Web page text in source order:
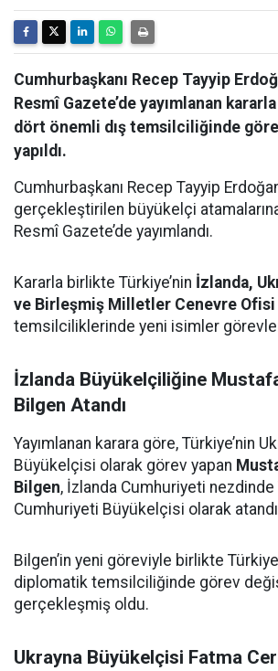
Cumhurbaşkanı Recep Tayyip
Resmî Gazete’de yayımlanan
dört önemli dış temsilciliğinde
yapıldı.
Cumhurbaşkanı Recep Tayyip
gerçekleştirilen büyükelçi
Resmî Gazete’de yayımlandı.
Kararla birlikte Türkiye’nin İzlanda,
ve Birleşmiş Milletler Cenevre Ofisi
temsilciliklerinde yeni isimler
İzlanda Büyükelçiliğine
Bilgen Atandı
Yayımlanan karara göre, Türkiye’nin
Büyükelçisi olarak görev yapan
Bilgen, İzlanda Cumhuriyeti nezdinde
Cumhuriyeti Büyükelçisi olarak
Bilgen’in yeni göreviyle birlikte
diplomatik temsilciliğinde görev
gerçekleşmiş oldu.
Ukrayna Büyükelçisi Fatma